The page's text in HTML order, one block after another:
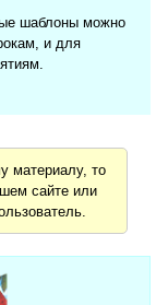
шаблоны можно
и для
материалу, то
сайте или